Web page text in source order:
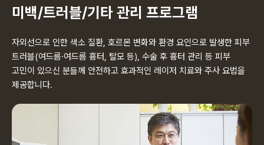
미백/트러블/기타 관리 프로그램
자외선으로 인한 색소 질환, 호르몬 변화와 환경 요인으로 발생한 피부
트러블(여드름·여드름 흉터, 탈모 등), 수술 후 흉터 관리 등 피부
고민이 있으신 분들께 안전하고 효과적인 레이저 치료와 주사 요법을
제공합니다.